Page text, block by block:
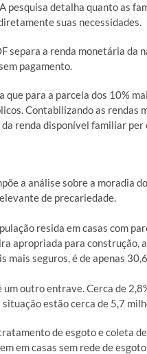
pesquisa detalha quanto as
suas necessidades.
separa a renda monetária
pagamento.
para a parcela dos 10%
Contabilizando as
renda disponível familiar
a análise sobre a moradia
de precariedade.
resida em casas com
apropriada para construção,
mais seguros, é de apenas
um outro entrave. Cerca de
estão cerca de 5,7
de esgoto e coleta
em casas sem rede de